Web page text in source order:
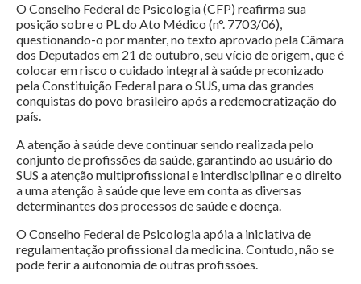
O Conselho Federal de Psicologia (CFP) reafirma sua
posição sobre o PL do Ato Médico (n°. 7703/06),
questionando-o por manter, no texto aprovado pela Câmara
dos Deputados em 21 de outubro, seu vício de origem, que é
colocar em risco o cuidado integral à saúde preconizado
pela Constituição Federal para o SUS, uma das grandes
conquistas do povo brasileiro após a redemocratização do
país.
A atenção à saúde deve continuar sendo realizada pelo
conjunto de profissões da saúde, garantindo ao usuário do
SUS a atenção multiprofissional e interdisciplinar e o direito
a uma atenção à saúde que leve em conta as diversas
determinantes dos processos de saúde e doença.
O Conselho Federal de Psicologia apóia a iniciativa de
regulamentação profissional da medicina. Contudo, não se
pode ferir a autonomia de outras profissões.